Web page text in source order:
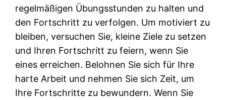
regelmäßigen Übungsstunden zu halten und
den Fortschritt zu verfolgen. Um motiviert zu
bleiben, versuchen Sie, kleine Ziele zu setzen
und Ihren Fortschritt zu feiern, wenn Sie
eines erreichen. Belohnen Sie sich für Ihre
harte Arbeit und nehmen Sie sich Zeit, um
Ihre Fortschritte zu bewundern. Wenn Sie